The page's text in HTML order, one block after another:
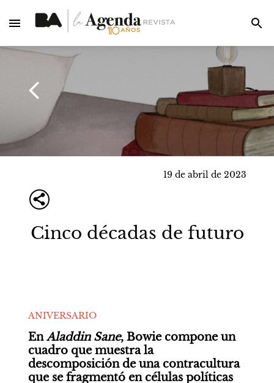
19 de abril de 2023
Cinco décadas de futuro
ANIVERSARIO
En Aladdin Sane, Bowie compone un
cuadro que muestra la
descomposición de una contracultura
que se fragmentó en células políticas